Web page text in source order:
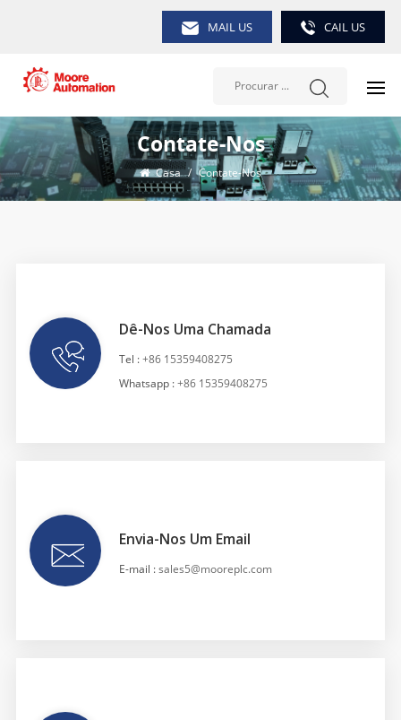
MAIL US CAIL US
Contate-Nos
Casa / Contate-Nos
Dê-Nos Uma Chamada
Tel :+86 15359408275
Whatsapp :+86 15359408275
Envia-Nos Um Email
E-mail :sales5@mooreplc.com